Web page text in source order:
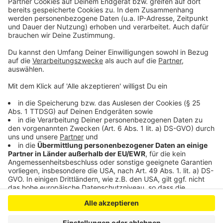
Anzeige
nichts ohne die Frauen!" Mario Barth ist mittlerweile
51 Jahre alt und bekannt für seinen Berliner Dialekt,
den er in seine Shows häufig mit einfließen lässt. Barth
wurde mehrere Male für seine Programme mit dem
Deutschen Comedypreis ausgezeichnet.
Anzeige
Anzeige